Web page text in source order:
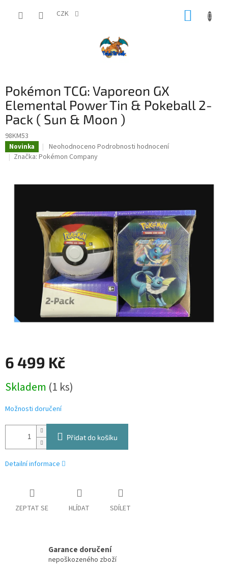
CZK
Pokémon TCG: Vaporeon GX
Elemental Power Tin & Pokeball 2-
Pack ( Sun & Moon )
98KM53
Novinka
Průměrné
hodnocení
0,0
hvězdiček.
Neohodnoceno Podrobnosti hodnocení
Značka: Pokémon Company
6 499 Kč
cena:
Skladem (1 ks)
Možnosti doručení
Přidat do košíku
Detailní informace
ZEPTAT SE HLÍDAT SDÍLET
Garance doručení
nepoškozeného zboží